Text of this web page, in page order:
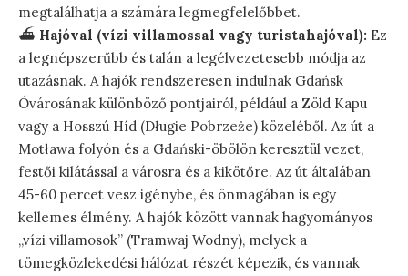
megtalálhatja a számára legmegfelelőbbet.
⛴️ Hajóval (vízi villamossal vagy turistahajóval): Ez
a legnépszerűbb és talán a legélvezetesebb módja az
utazásnak. A hajók rendszeresen indulnak Gdańsk
Óvárosának különböző pontjairól, például a Zöld Kapu
vagy a Hosszú Híd (Długie Pobrzeże) közeléből. Az út a
Motława folyón és a Gdański-öbölön keresztül vezet,
festői kilátással a városra és a kikötőre. Az út általában
45-60 percet vesz igénybe, és önmagában is egy
kellemes élmény. A hajók között vannak hagyományos
„vízi villamosok” (Tramwaj Wodny), melyek a
tömegközlekedési hálózat részét képezik, és vannak